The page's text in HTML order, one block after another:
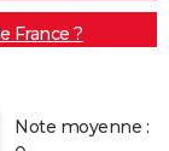
France ?
Note moyenne :